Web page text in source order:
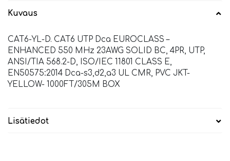
Kuvaus
CAT6-YL-D. CAT6 UTP Dca EUROCLASS –
ENHANCED 550 MHz 23AWG SOLID BC, 4PR, UTP,
ANSI/TIA 568.2-D, ISO/IEC 11801 CLASS E,
EN50575:2014 Dca-s3,d2,a3 UL CMR, PVC JKT-
YELLOW- 1000FT/305M BOX
Lisätiedot